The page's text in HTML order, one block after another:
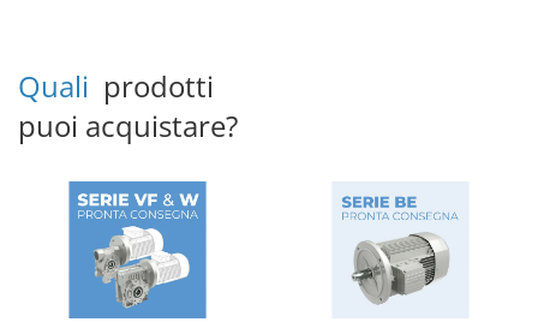
Quali prodotti
puoi acquistare?